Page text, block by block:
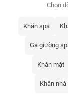
Chọn
Khăn spa
Ga giường
Khăn mặt
Khăn